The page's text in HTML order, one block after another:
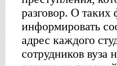
разговор. О таких
информировать
адрес каждого
сотрудников вуза